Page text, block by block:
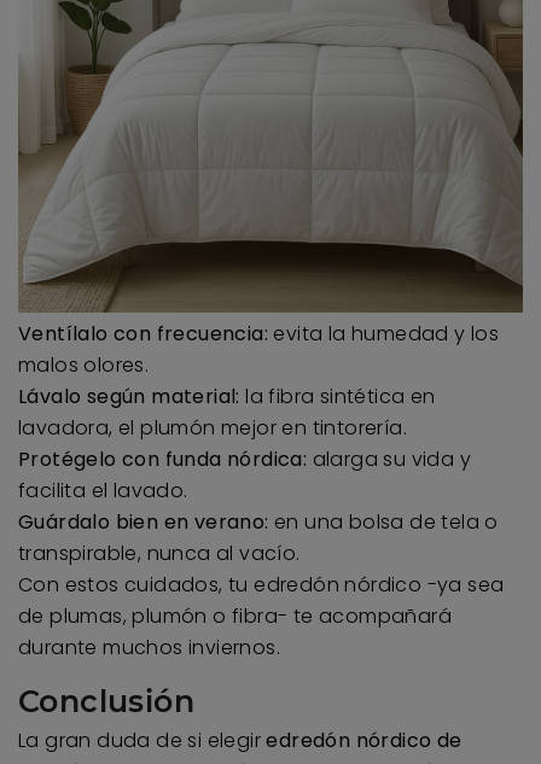
Ventílalo con frecuencia: evita la humedad y los
malos olores.
Lávalo según material: la fibra sintética en
lavadora, el plumón mejor en tintorería.
Protégelo con funda nórdica: alarga su vida y
facilita el lavado.
Guárdalo bien en verano: en una bolsa de tela o
transpirable, nunca al vacío.
Con estos cuidados, tu edredón nórdico -ya sea
de plumas, plumón o fibra- te acompañará
durante muchos inviernos.
Conclusión
La gran duda de si elegiredredón nórdico de